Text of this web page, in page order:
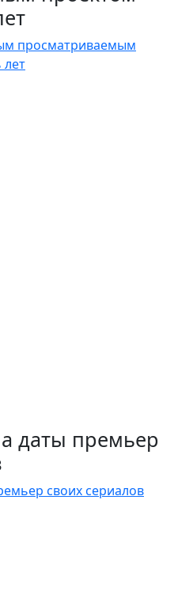
просматриваемым
лет
даты премьер
своих сериалов